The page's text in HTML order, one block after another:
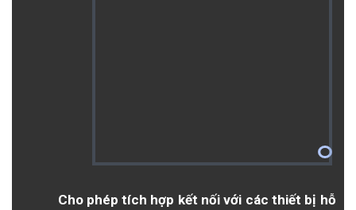
Cho phép tích hợp kết nối với các thiết bị hỗ